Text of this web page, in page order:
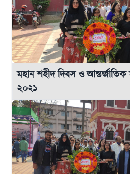
মহান শহীদ দিবস ও আন্তর্জাতিক
২০২১